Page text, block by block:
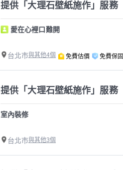
提供「大理石壁紙施作」服務
愛在心裡口難開
台北市與其他4個 免費估價 免費保固
提供「大理石壁紙施作」服務
室內裝修
台北市與其他3個